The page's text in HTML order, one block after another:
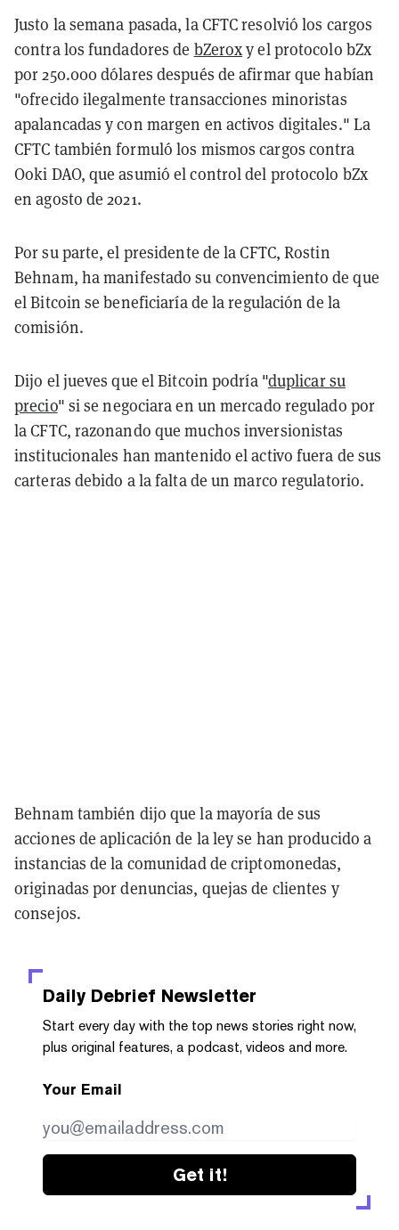
Justo la semana pasada, la CFTC resolvió los cargos
contra los fundadores de bZeroxy el protocolo bZx
por 250.000 dólares después de afirmar que habían
"ofrecido ilegalmente transacciones minoristas
apalancadas y con margen en activos digitales." La
CFTC también formuló los mismos cargos contra
Ooki DAO, que asumió el control del protocolo bZx
en agosto de 2021.
Por su parte, el presidente de la CFTC, Rostin
Behnam, ha manifestado su convencimiento de que
el Bitcoin se beneficiaría de la regulación de la
comisión.
Dijo el jueves que el Bitcoin podría "duplicar su
precio" si se negociara en un mercado regulado por
la CFTC, razonando que muchos inversionistas
institucionales han mantenido el activo fuera de sus
carteras debido a la falta de un marco regulatorio.
Behnam también dijo que la mayoría de sus
acciones de aplicación de la ley se han producido a
instancias de la comunidad de criptomonedas,
originadas por denuncias, quejas de clientes y
consejos.
Daily Debrief Newsletter
Start every day with the top news stories right now,
plus original features, a podcast, videos and more.
Your Email
Get it!